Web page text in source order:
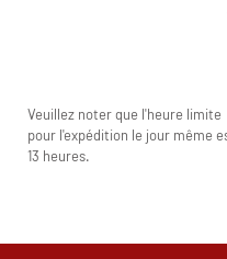
Veuillez noter que l'heure limite
pour l'expédition le jour même
13 heures.